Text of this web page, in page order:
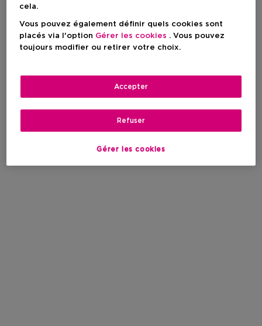
cela.
Vous pouvez également définir quels cookies sont
placés via l'option Gérer les cookies . Vous pouvez
toujours modifier ou retirer votre choix.
Gérer les cookies
Refuser
Accepter